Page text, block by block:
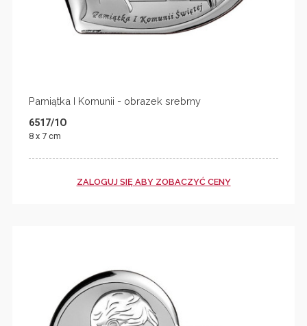
Pamiątka I Komunii - obrazek srebrny
6517/1O
8 x 7 cm
ZALOGUJ SIĘ ABY ZOBACZYĆ CENY